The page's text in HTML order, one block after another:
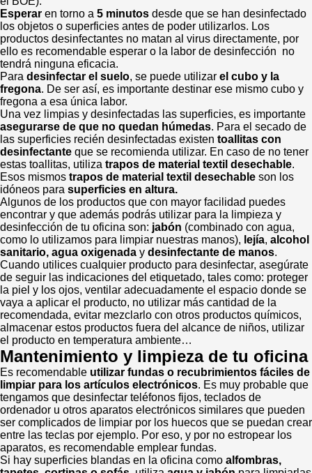
Esperar en torno a 5 minutos desde que se han desinfectado
los objetos o superficies antes de poder utilizarlos. Los
productos desinfectantes no matan al virus directamente, por
ello es recomendable esperar o la labor de desinfección no
tendrá ninguna eficacia.
Para desinfectar el suelo, se puede utilizar el cubo y la
fregona. De ser así, es importante destinar ese mismo cubo y
fregona a esa única labor.
Una vez limpias y desinfectadas las superficies, es importante
asegurarse de que no quedan húmedas. Para el secado de
las superficies recién desinfectadas existen toallitas con
desinfectante que se recomienda utilizar. En caso de no tener
estas toallitas, utiliza trapos de material textil desechable.
Esos mismos trapos de material textil desechable son los
idóneos para superficies en altura.
Algunos de los productos que con mayor facilidad puedes
encontrar y que además podrás utilizar para la limpieza y
desinfección de tu oficina son: jabón (combinado con agua,
como lo utilizamos para limpiar nuestras manos), lejía, alcohol
sanitario, agua oxigenada y desinfectante de manos.
Cuando utilices cualquier producto para desinfectar, asegúrate
de seguir las indicaciones del etiquetado, tales como: proteger
la piel y los ojos, ventilar adecuadamente el espacio donde se
vaya a aplicar el producto, no utilizar más cantidad de la
recomendada, evitar mezclarlo con otros productos químicos,
almacenar estos productos fuera del alcance de niños, utilizar
el producto en temperatura ambiente…
Mantenimiento y limpieza de tu oficina
Es recomendable utilizar fundas o recubrimientos fáciles de
limpiar para los artículos electrónicos. Es muy probable que
tengamos que desinfectar teléfonos fijos, teclados de
ordenador u otros aparatos electrónicos similares que pueden
ser complicados de limpiar por los huecos que se puedan crear
entre las teclas por ejemplo. Por eso, y por no estropear los
aparatos, es recomendable emplear fundas.
Si hay superficies blandas en la oficina como alfombras,